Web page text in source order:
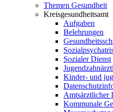
Themen Gesundheit
Kreisgesundheitsamt
Aufgaben
Belehrungen
Sozialer Dienst
Kinder- und
Amtsärztlicher
Kommunale